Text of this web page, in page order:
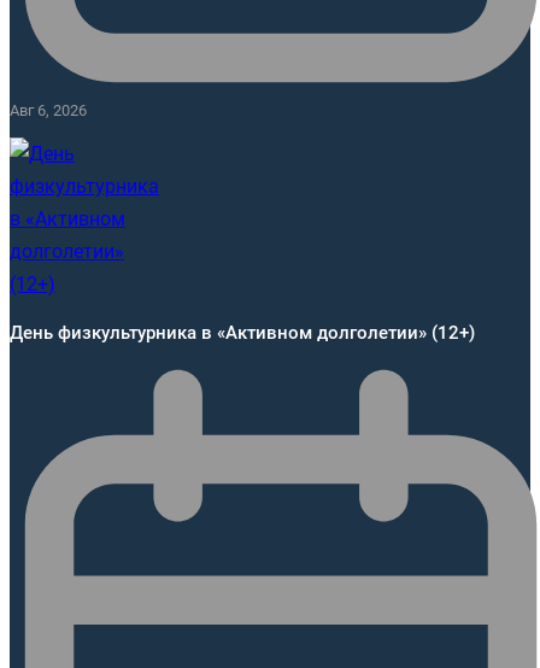
Авг 6, 2026
День физкультурника в «Активном долголетии» (12+)